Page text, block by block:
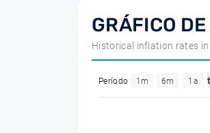
GRÁFICO
Historical inflation rates
Período 1m 6m 1a